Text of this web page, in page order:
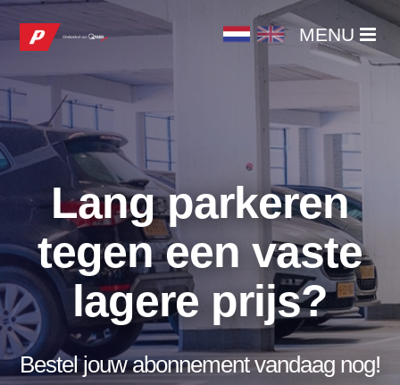
MENU
HOME
PRODUCTEN
BESTEL DIRECT
ABONNEMENT WIJZIGEN / OPZEGGEN
MENU
Lang parkeren
tegen een vaste
lagere prijs?
Bestel jouw abonnement vandaag nog!